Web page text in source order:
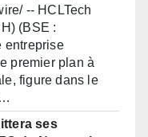
-- HCLTech
(BSE :
entreprise
premier plan à
figure dans le
ses